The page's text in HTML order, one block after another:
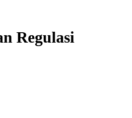
Regulasi